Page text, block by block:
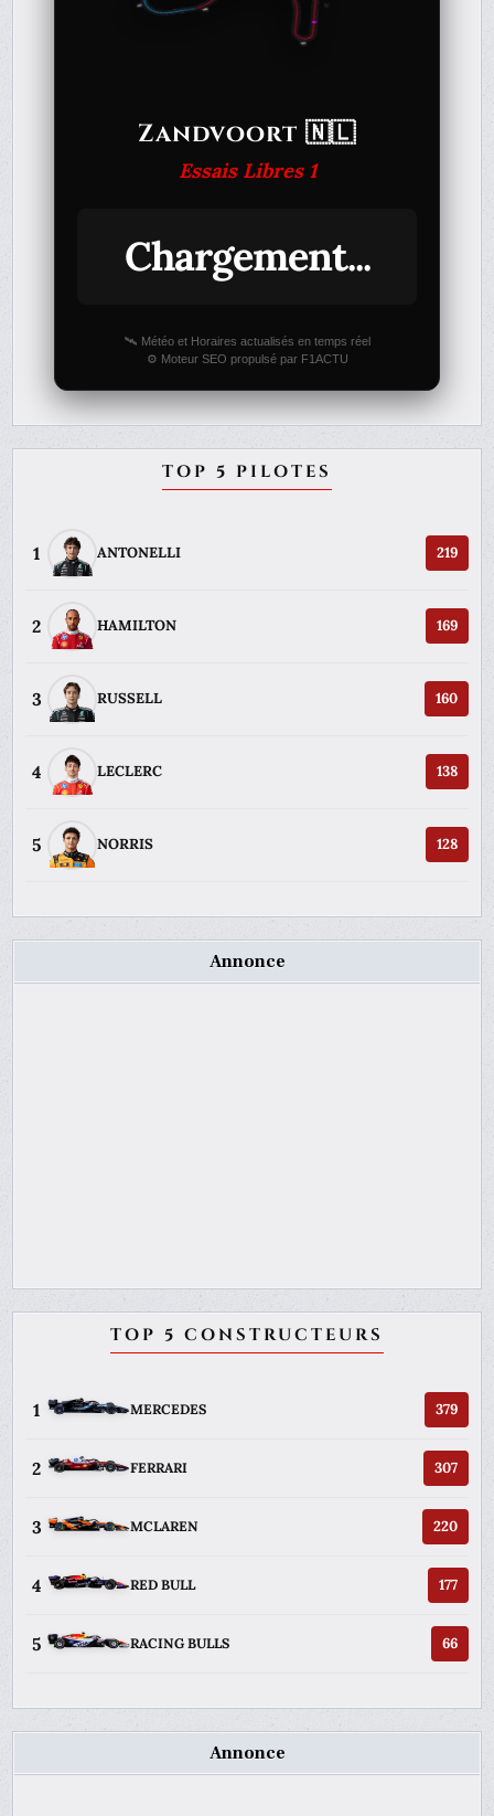
Zandvoort 🇳🇱
Essais Libres 1
Chargement...
🛰️ Météo et Horaires actualisés en temps réel
⚙️ Moteur SEO propulsé par F1ACTU
TOP 5 PILOTES
1 ANTONELLI 219
2 HAMILTON 169
3 RUSSELL 160
4 LECLERC 138
5 NORRIS 128
Annonce
TOP 5 CONSTRUCTEURS
1 MERCEDES 379
2 FERRARI 307
3 MCLAREN 220
4 RED BULL 177
5 RACING BULLS 66
Annonce